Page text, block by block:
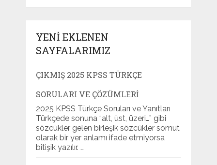
YENI EKLENEN
SAYFALARIMIZ
ÇIKMIŞ 2025 KPSS TÜRKÇE
SORULARI VE ÇÖZÜMLERI
2025 KPSS Türkçe Soruları ve Yanıtları
Türkçede sonuna “alt, üst, üzeri…” gibi
sözcükler gelen birleşik sözcükler somut
olarak bir yer anlamı ifade etmiyorsa
bitişik yazılır. …